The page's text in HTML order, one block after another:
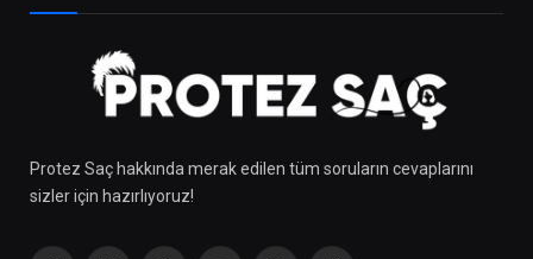
Protez Saç hakkında merak edilen tüm soruların cevaplarını
sizler için hazırlıyoruz!